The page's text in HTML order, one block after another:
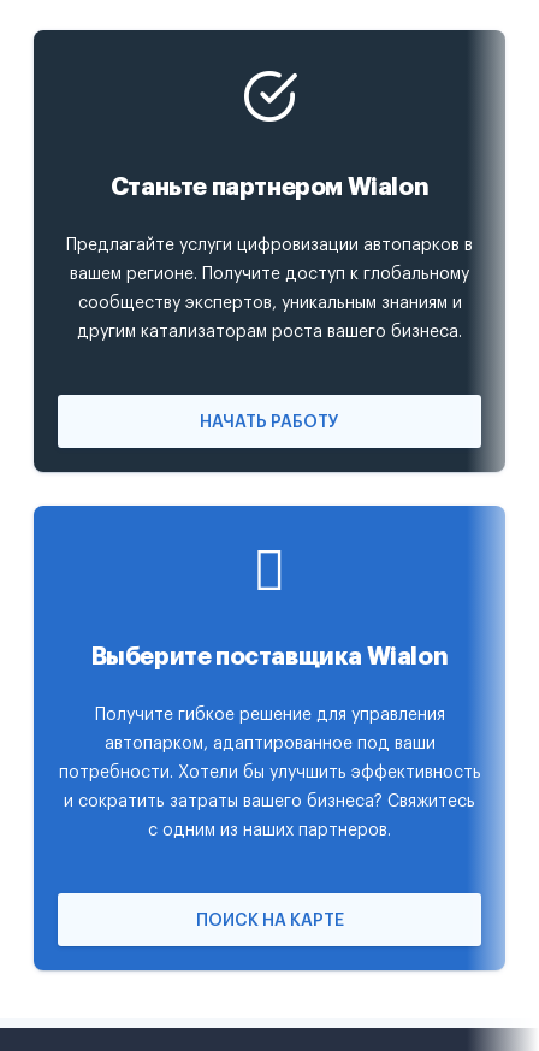
Станьте партнером Wialon
Предлагайте услуги цифровизации автопарков в
вашем регионе. Получите доступ к глобальному
сообществу экспертов, уникальным знаниям и
другим катализаторам роста вашего бизнеса.
НАЧАТЬ РАБОТУ
Выберите поставщика Wialon
Получите гибкое решение для управления
автопарком, адаптированное под ваши
потребности. Хотели бы улучшить эффективность
и сократить затраты вашего бизнеса? Свяжитесь
с одним из наших партнеров.
ПОИСК НА КАРТЕ